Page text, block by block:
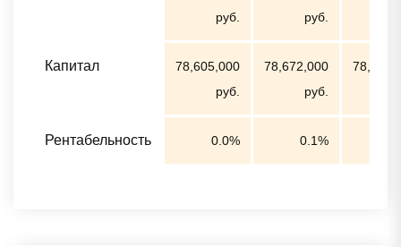
руб.
руб.
Капитал
78,605,000
руб.
78,672,000
руб.
Рентабельность 0.0% 0.1%